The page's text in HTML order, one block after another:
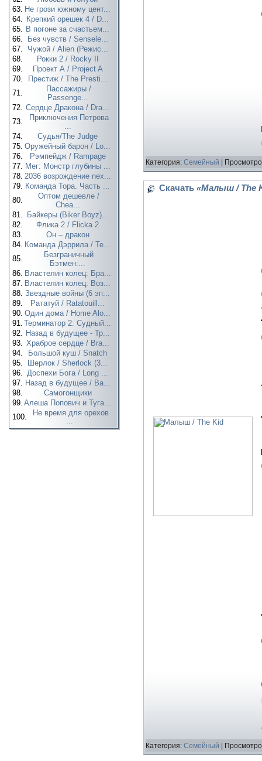
63. Не грози южному цент...
64. Крепкий орешек 4 / D...
65. В погоне за счастьем...
66.
Без чувств / Sensele...
67.
Чужой / Alien (Режис...
68.
Рокки 2 / Rocky II
69.
Проект А / Project A
70.
Престиж / The Presti...
71.
Пассажиры /
Passenge...
72. Сердце Дракона / Dra...
73.
Приключения Петрова
...
74.
Судья/The Judge
75. Оружейный барон / Lo...
76.
Рэмпейдж / Rampage
77. Мег: Монстр глубины ...
78. 2036 возрождение nex...
79. Команда Тора. Часть ...
80.
Оптом дешевле /
Chea...
81.
Байкеры (Biker Boyz)...
82.
Флика 2 / Flicka 2
83.
Он – дракон
84. Команда Дэррила / Te...
85.
Безграничный
Бэтмен:...
86. Властелин колец: Бра...
87. Властелин колец: Воз...
88. Звездные войны (6 эп...
89.
Рататуй / Ratatouill...
90. Один дома / Home Alo...
91. Терминатор 2: Судный...
92. Назад в будущее - Тр...
93. Храброе сердце / Bra...
94.
Большой куш / Snatch
95.
Шерлок / Sherlock (3...
96. Доспехи Бога / Long ...
97. Назад в будущее / Ba...
98.
Самогонщики
99. Алеша Попович и Туга...
100.
Не время для орехов
...
Категория: Семейный |
Скачать «Малыш / The
Категория: Семейный |